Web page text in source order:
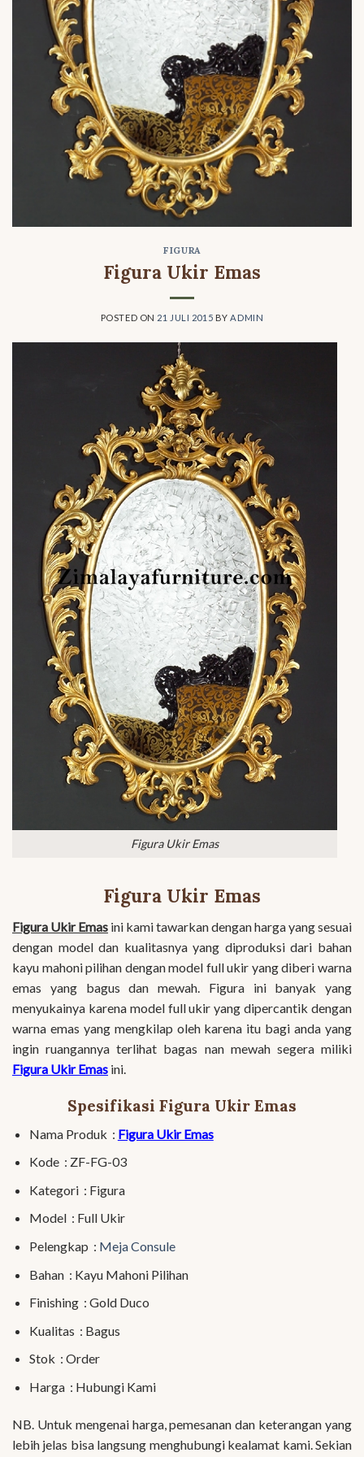
FIGURA
Figura Ukir Emas
POSTED ON 21 JULI 2015 BY ADMIN
Figura Ukir Emas
Figura Ukir Emas
Figura Ukir Emas ini kami tawarkan dengan harga yang sesuai
dengan model dan kualitasnya yang diproduksi dari bahan
kayu mahoni pilihan dengan model full ukir yang diberi warna
emas yang bagus dan mewah. Figura ini banyak yang
menyukainya karena model full ukir yang dipercantik dengan
warna emas yang mengkilap oleh karena itu bagi anda yang
ingin ruangannya terlihat bagas nan mewah segera miliki
Figura Ukir Emas ini.
Spesifikasi Figura Ukir Emas
Nama Produk : Figura Ukir Emas
Kode : ZF-FG-03
Kategori : Figura
Model : Full Ukir
Pelengkap : Meja Consule
Bahan : Kayu Mahoni Pilihan
Finishing : Gold Duco
Kualitas : Bagus
Stok : Order
Harga : Hubungi Kami
NB. Untuk mengenai harga, pemesanan dan keterangan yang
lebih jelas bisa langsung menghubungi kealamat kami. Sekian